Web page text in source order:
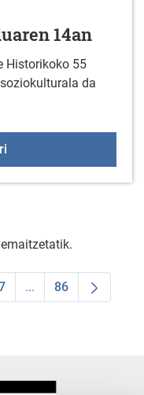
14an
Historikoko 55
da
TAB to navigate.
...Intermediate Pages
Orrialdea
86